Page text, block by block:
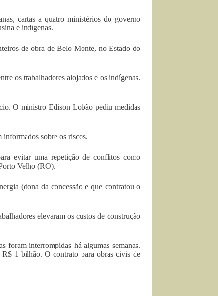
cartas a quatro ministérios do governo
e indígenas.
de obra de Belo Monte, no Estado do
os trabalhadores alojados e os indígenas.
O ministro Edison Lobão pediu medidas
informados sobre os riscos.
evitar uma repetição de conflitos como
Velho (RO).
(dona da concessão e que contratou o
elevaram os custos de construção
foram interrompidas há algumas semanas.
R$ 1 bilhão. O contrato para obras civis de